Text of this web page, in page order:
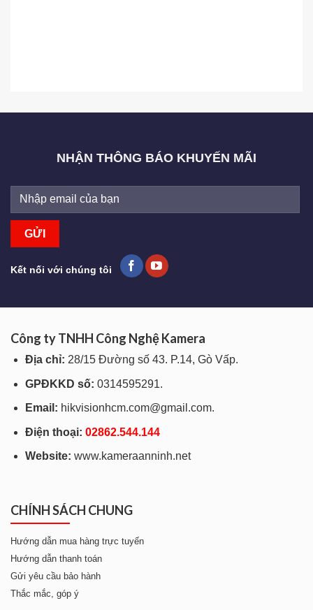
NHẬN THÔNG BÁO KHUYẾN MÃI
Kết nối với chúng tôi
Công ty TNHH Công Nghệ Kamera
Địa chỉ: 28/15 Đường số 43. P.14, Gò Vấp.
GPĐKKD số: 0314595291.
Email: hikvisionhcm.com@gmail.com.
Điện thoại: 02862.544.144
Website: www.kameraanninh.net
CHÍNH SÁCH CHUNG
Hướng dẫn mua hàng trực tuyến
Hướng dẫn thanh toán
Gửi yêu cầu bảo hành
Thắc mắc, góp ý